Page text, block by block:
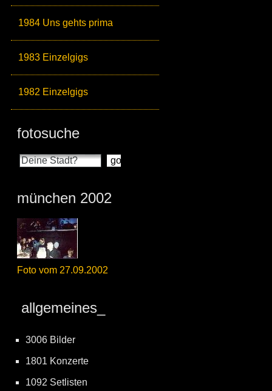
1984 Uns gehts prima
1983 Einzelgigs
1982 Einzelgigs
fotosuche
münchen 2002
Foto vom 27.09.2002
allgemeines_
3006 Bilder
1801 Konzerte
1092 Setlisten